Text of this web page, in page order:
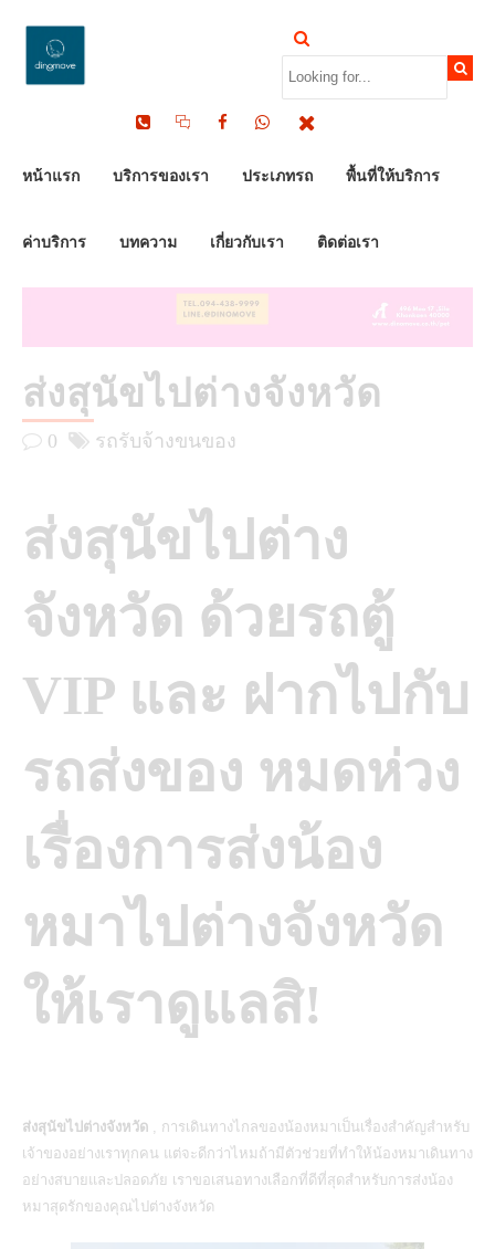
หน้าแรก บริการของเรา ประเภทรถ พื้นที่ให้บริการ
ค่าบริการ บทความ เกี่ยวกับเรา ติดต่อเรา
ส่งสุนัขไปต่างจังหวัด
0 รถรับจ้างขนของ
ส่งสุนัขไปต่าง
จังหวัด ด้วยรถตู้
VIP และ ฝากไปกับ
รถส่งของ หมดห่วง
เรื่องการส่งน้อง
หมาไปต่างจังหวัด
ให้เราดูแลสิ!
ส่งสุนัขไปต่างจังหวัด , การเดินทางไกลของน้องหมาเป็นเรื่องสำคัญสำหรับ
เจ้าของอย่างเราทุกคน แต่จะดีกว่าไหมถ้ามีตัวช่วยที่ทำให้น้องหมาเดินทาง
อย่างสบายและปลอดภัย เราขอเสนอทางเลือกที่ดีที่สุดสำหรับการส่งน้อง
หมาสุดรักของคุณไปต่างจังหวัด